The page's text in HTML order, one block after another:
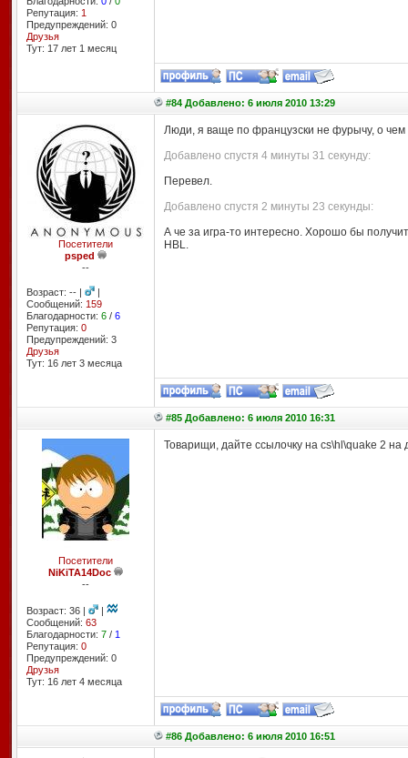
Репутация: 1
Предупреждений: 0
Друзья
Тут: 17 лет 1 месяц
#84 Добавлено: 6 июля 2010 13:29
Посетители
psped
--
Возраст: -- |
|
Сообщений: 159
Благодарности: 6/ 6
Репутация: 0
Предупреждений: 3
Друзья
Тут: 16 лет 3 месяцa
Люди, я ваще по французски не фурычу, о чем
Добавлено спустя 4 минуты 31 секунду:
Перевел.
Добавлено спустя 2 минуты 23 секунды:
А че за игра-то интересно. Хорошо бы
HBL.
#85 Добавлено: 6 июля 2010 16:31
Посетители
NiKiTA14Doc
--
Возраст: 36 |
|
Сообщений: 63
Благодарности: 7/ 1
Репутация: 0
Предупреждений: 0
Друзья
Тут: 16 лет 4 месяцa
Товарищи, дайте ссылочку на cs\hl\quake 2 на
#86 Добавлено: 6 июля 2010 16:51